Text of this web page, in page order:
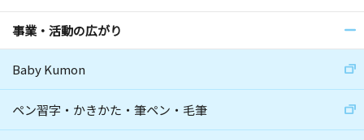
事業・活動の広がり
Baby Kumon
ペン習字・かきかた・筆ペン・毛筆